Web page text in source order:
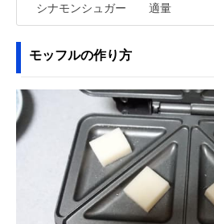
シナモンシュガー 適量
モッフルの作り方